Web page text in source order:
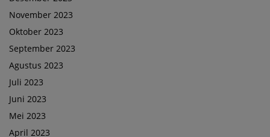
November 2023
Oktober 2023
September 2023
Agustus 2023
Juli 2023
Juni 2023
Mei 2023
April 2023